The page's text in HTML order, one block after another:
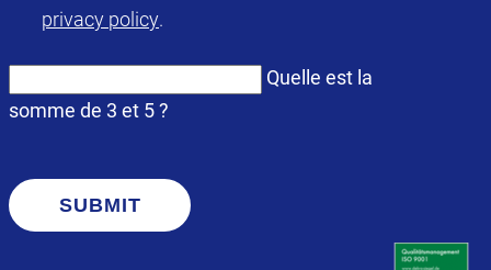
privacy policy.
Quelle est la
somme de 3 et 5 ?
SUBMIT